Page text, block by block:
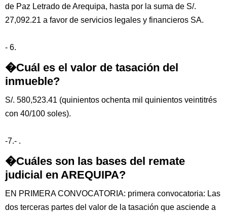
de Paz Letrado de Arequipa, hasta por la suma de S/.
27,092.21 a favor de servicios legales y financieros SA.
- 6.
�Cuál es el valor de tasación del
inmueble?
S/. 580,523.41 (quinientos ochenta mil quinientos veintitrés
con 40/100 soles).
-7.- .
�Cuáles son las bases del remate
judicial en AREQUIPA?
EN PRIMERA CONVOCATORIA: primera convocatoria: Las
dos terceras partes del valor de la tasación que asciende a